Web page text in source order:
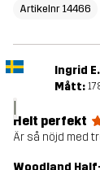
Artikelnr 14466
I
Ingrid E.
Mått:
Helt perfekt
Är så nöjd med
Woodland